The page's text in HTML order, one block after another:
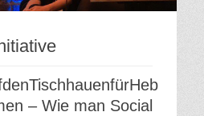
– Wie man Social